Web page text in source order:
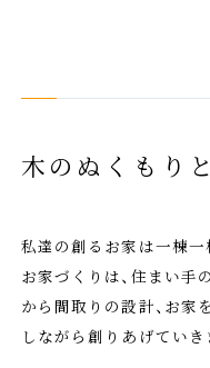
木のぬくもり
私達の創るお家は一棟一
お家づくりは、住まい手
から間取りの設計、お家
しながら創りあげていき